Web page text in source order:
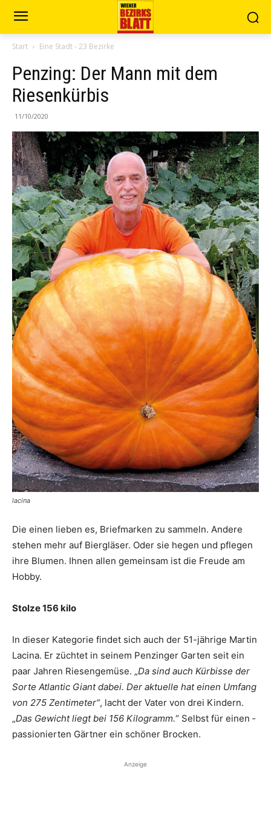
Start Eine Stadt - 23 Bezirke
Penzing: Der Mann mit dem
Riesenkürbis
11/10/2020
lacina
Die einen lieben es, Briefmarken zu sammeln. Andere
stehen mehr auf Biergläser. Oder sie hegen und pflegen
ihre Blumen. Ihnen allen gemeinsam ist die Freude am
Hobby.
Stolze 156 kilo
In dieser Kategorie findet sich auch der 51-jährige Martin
Lacina. Er züchtet in seinem Penzinger Garten seit ein
paar Jahren Riesengemüse. „Da sind auch Kürbisse der
Sorte Atlantic Giant dabei. Der aktuelle hat einen Umfang
von 275 Zentimeter“, lacht der Vater von drei ­Kindern.
„Das ­Gewicht liegt bei 156 Kilogramm.“ Selbst für einen ­
passionierten Gärtner ein schöner Brocken.
Anzeige